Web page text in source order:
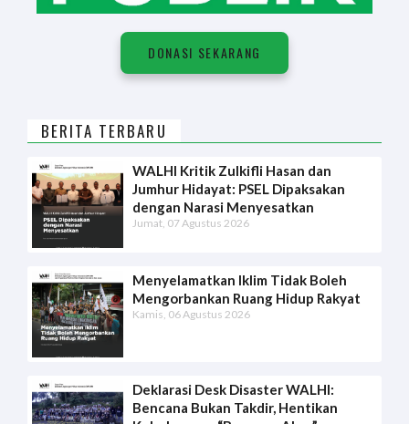
DONASI SEKARANG
BERITA TERBARU
WALHI Kritik Zulkifli Hasan dan
Jumhur Hidayat: PSEL Dipaksakan
dengan Narasi Menyesatkan
Jumat, 07 Agustus 2026
Menyelamatkan Iklim Tidak Boleh
Mengorbankan Ruang Hidup Rakyat
Kamis, 06 Agustus 2026
Deklarasi Desk Disaster WALHI:
Bencana Bukan Takdir, Hentikan